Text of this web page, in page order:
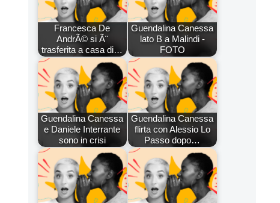
Francesca De
AndrÃ© si Ã¨
trasferita a casa di…
Guendalina Canessa
lato B a Malindi -
FOTO
Guendalina Canessa
e Daniele Interrante
sono in crisi
Guendalina Canessa
flirta con Alessio Lo
Passo dopo…